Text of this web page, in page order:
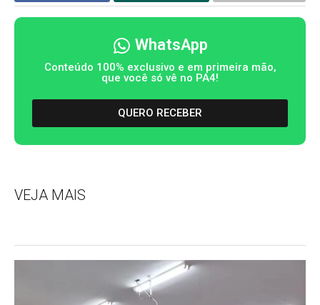
WhatsApp
Conteúdo 100% exclusivo e em primeira mão,
que você só vê no PA4!
QUERO RECEBER
VEJA MAIS